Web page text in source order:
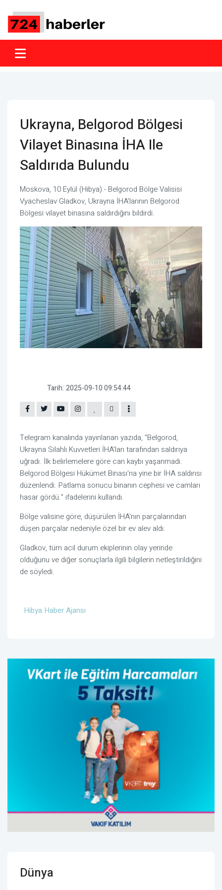
Ukrayna, Belgorod Bölgesi
Vilayet Binasına İHA Ile
Saldırıda Bulundu
Moskova, 10 Eylül (Hibya) - Belgorod Bölge Valisisi
Vyacheslav Gladkov, Ukrayna İHA'larının Belgorod
Bölgesi vilayet binasına saldırdığını bildirdi.
Tarih: 2025-09-10 09:54:44
Telegram kanalında yayınlanan yazıda, "Belgorod,
Ukrayna Silahlı Kuvvetleri İHA'ları tarafından saldırıya
uğradı. İlk belirlemelere göre can kaybı yaşanmadı.
Belgorod Bölgesi Hükümet Binası'na yine bir İHA saldırısı
düzenlendi. Patlama sonucu binanın cephesi ve camları
hasar gördü." ifadelerini kullandı.
Bölge valisine göre, düşürülen İHA'nın parçalarından
düşen parçalar nedeniyle özel bir ev alev aldı.
Gladkov, tüm acil durum ekiplerinin olay yerinde
olduğunu ve diğer sonuçlarla ilgili bilgilerin netleştirildiğini
de söyledi.
Hibya Haber Ajansı
Dünya